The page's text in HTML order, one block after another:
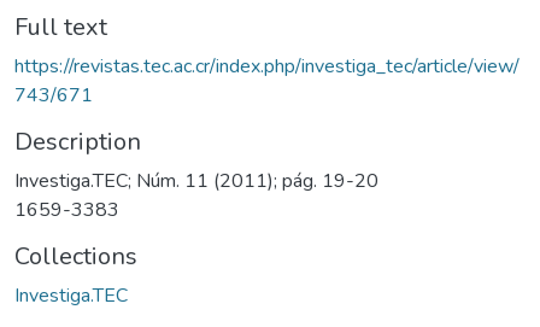
Full text
https://revistas.tec.ac.cr/index.php/investiga_tec/article/view/
743/671
Description
Investiga.TEC; Núm. 11 (2011); pág. 19-20
1659-3383
Collections
Investiga.TEC